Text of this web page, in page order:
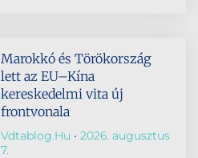
Marokkó és Törökország
lett az EU–Kína
kereskedelmi vita új
frontvonala
Vdtablog.hu
2026. augusztus
7.